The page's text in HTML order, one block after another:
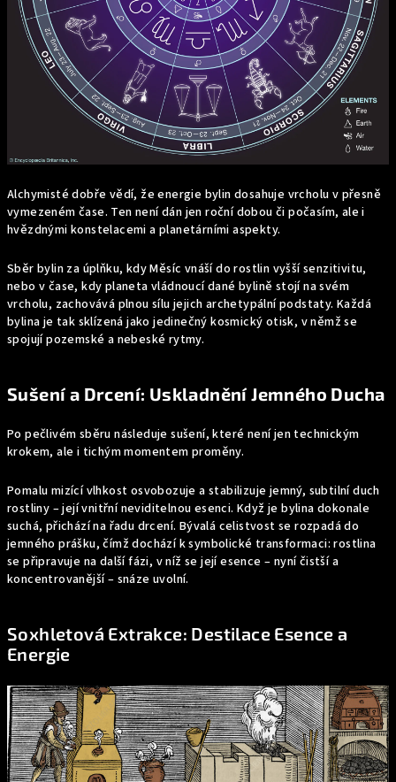
Alchymisté dobře vědí, že energie bylin dosahuje vrcholu v přesně
vymezeném čase. Ten není dán jen roční dobou či počasím, ale i
hvězdnými konstelacemi a planetárními aspekty.
Sběr bylin za úplňku, kdy Měsíc vnáší do rostlin vyšší senzitivitu,
nebo v čase, kdy planeta vládnoucí dané bylině stojí na svém
vrcholu, zachovává plnou sílu jejich archetypální podstaty. Každá
bylina je tak sklízená jako jedinečný kosmický otisk, v němž se
spojují pozemské a nebeské rytmy.
Sušení a Drcení: Uskladnění Jemného Ducha
Po pečlivém sběru následuje sušení, které není jen technickým
krokem, ale i tichým momentem proměny.
Pomalu mizící vlhkost osvobozuje a stabilizuje jemný, subtilní duch
rostliny – její vnitřní neviditelnou esenci. Když je bylina dokonale
suchá, přichází na řadu drcení. Bývalá celistvost se rozpadá do
jemného prášku, čímž dochází k symbolické transformaci: rostlina
se připravuje na další fázi, v níž se její esence – nyní čistší a
koncentrovanější – snáze uvolní.
Soxhletová Extrakce: Destilace Esence a
Energie